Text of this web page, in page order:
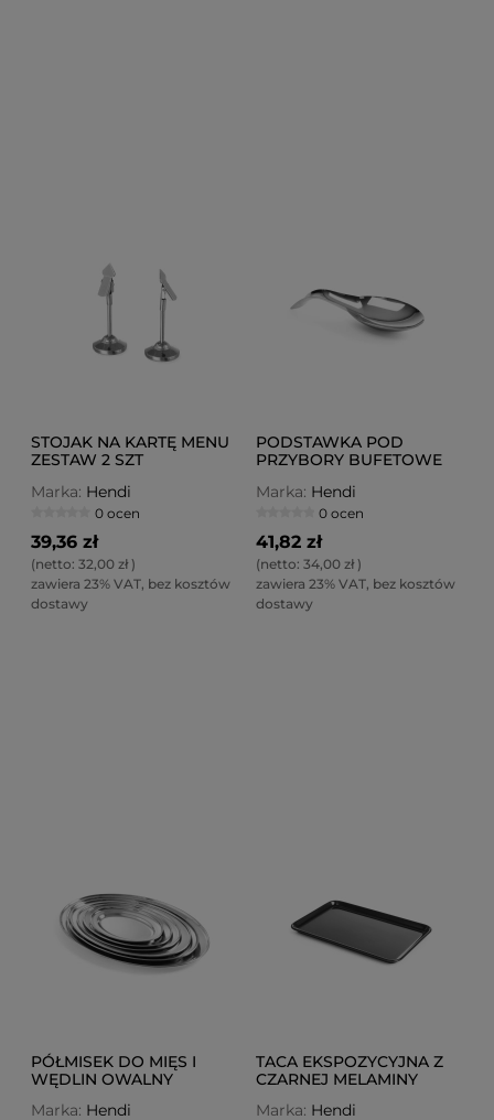
STOJAK NA KARTĘ MENU
ZESTAW 2 SZT
Marka: Hendi
0 ocen
39,36 zł
(netto: 32,00 zł)
zawiera 23% VAT, bez kosztów
dostawy
PODSTAWKA POD
PRZYBORY BUFETOWE
Marka: Hendi
0 ocen
41,82 zł
(netto: 34,00 zł)
zawiera 23% VAT, bez kosztów
dostawy
PÓŁMISEK DO MIĘS I
WĘDLIN OWALNY
Marka: Hendi
TACA EKSPOZYCYJNA Z
CZARNEJ MELAMINY
Marka: Hendi